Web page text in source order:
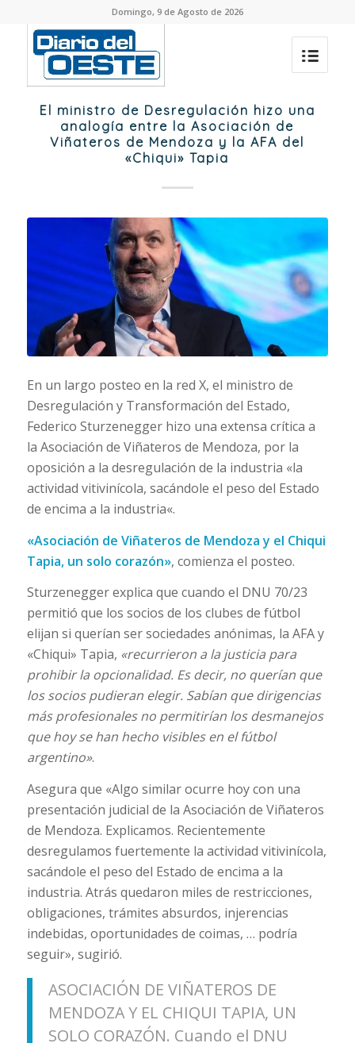
Domingo, 9 de Agosto de 2026
El ministro de Desregulación hizo una
analogía entre la Asociación de
Viñateros de Mendoza y la AFA del
«Chiqui» Tapia
En un largo posteo en la red X, el ministro de
Desregulación y Transformación del Estado,
Federico Sturzenegger hizo una extensa crítica a
la Asociación de Viñateros de Mendoza, por la
oposición a la desregulación de la industria «la
actividad vitivinícola, sacándole el peso del Estado
de encima a la industria«.
«Asociación de Viñateros de Mendoza y el Chiqui
Tapia, un solo corazón», comienza el posteo.
Sturzeneggerexplica que cuando el DNU 70/23
permitió que los socios de los clubes de fútbol
elijan si querían ser sociedades anónimas, la AFA y
«Chiqui» Tapia, «recurrieron a la justicia para
prohibir la opcionalidad. Es decir, no querían que
los socios pudieran elegir. Sabían que dirigencias
más profesionales no permitirían los desmanejos
que hoy se han hecho visibles en el fútbol
argentino».
Asegura que «Algo similar ocurre hoy con una
presentación judicial de la Asociación de Viñateros
de Mendoza. Explicamos. Recientemente
desregulamos fuertemente la actividad vitivinícola,
sacándole el peso del Estado de encima a la
industria. Atrás quedaron miles de restricciones,
obligaciones, trámites absurdos, injerencias
indebidas, oportunidades de coimas, … podría
seguir», sugirió.
ASOCIACIÓN DE VIÑATEROS DE
MENDOZA Y EL CHIQUI TAPIA, UN
SOLO CORAZÓN. Cuando el DNU